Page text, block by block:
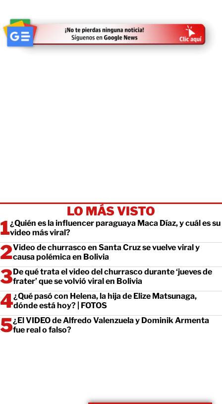
LO MÁS VISTO
¿Quién es la influencer paraguaya Maca Díaz, y cuál es su
video más viral?
Video de churrasco en Santa Cruz se vuelve viral y
causa polémica en Bolivia
De qué trata el video del churrasco durante ‘jueves de
frater’ que se volvió viral en Bolivia
¿Qué pasó con Helena, la hija de Elize Matsunaga,
dónde está hoy? | FOTOS
¿El VIDEO de Alfredo Valenzuela y Dominik Armenta
fue real o falso?